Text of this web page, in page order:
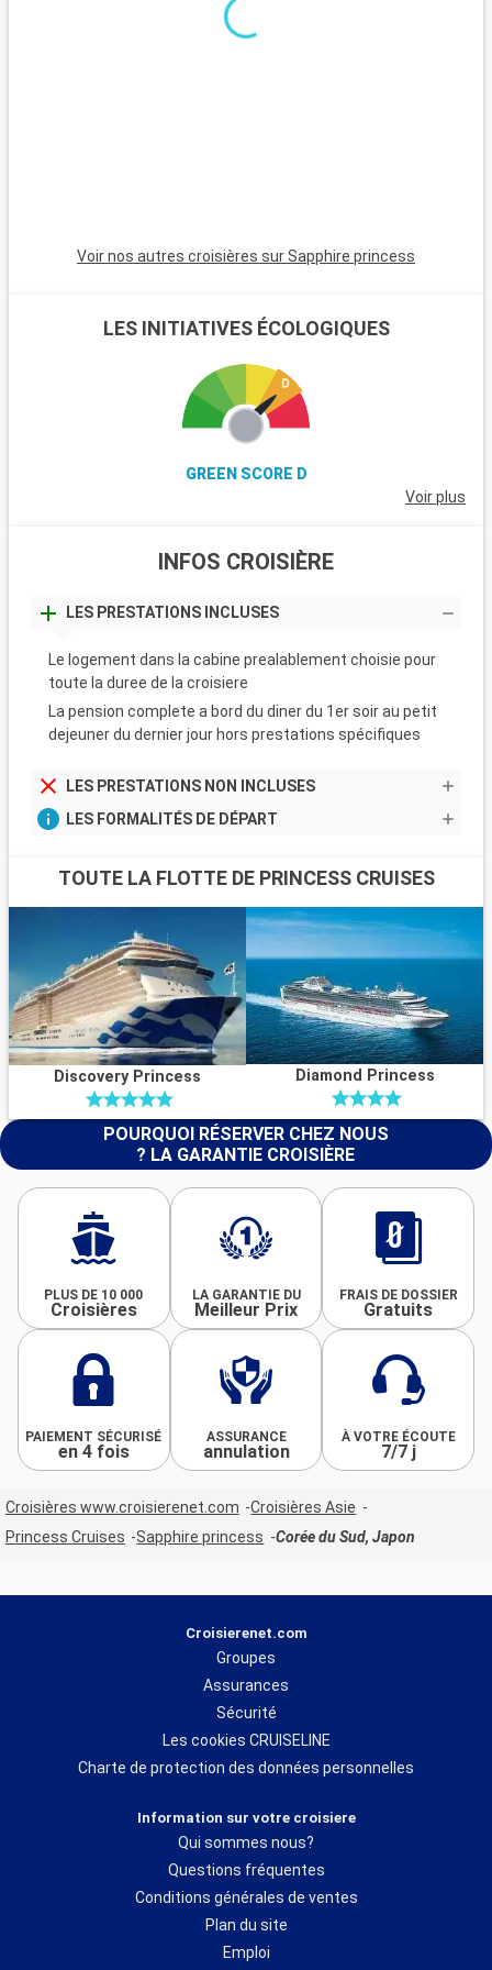
Voir nos autres croisières sur Sapphire princess
LES INITIATIVES ÉCOLOGIQUES
GREEN SCORE D
Voir plus
INFOS CROISIÈRE
LES PRESTATIONS INCLUSES
Le logement dans la cabine prealablement choisie pour
toute la duree de la croisiere
La pension complete a bord du diner du 1er soir au petit
dejeuner du dernier jour hors prestations spécifiques
LES PRESTATIONS NON INCLUSES
LES FORMALITÉS DE DÉPART
TOUTE LA FLOTTE DE PRINCESS CRUISES
Discovery Princess Diamond Princess
POURQUOI RÉSERVER CHEZ NOUS
? LA GARANTIE CROISIÈRE
PLUS DE 10 000
Croisières
LA GARANTIE DU
Meilleur Prix
FRAIS DE DOSSIER
Gratuits
PAIEMENT SÉCURISÉ
en 4 fois
ASSURANCE
annulation
À VOTRE ÉCOUTE
7/7 j
Croisières www.croisierenet.com
Croisières Asie
Princess Cruises
Sapphire princess Corée du Sud, Japon
Croisierenet.com
Groupes
Assurances
Sécurité
Les cookies CRUISELINE
Charte de protection des données personnelles
Information sur votre croisiere
Qui sommes nous?
Questions fréquentes
Conditions générales de ventes
Plan du site
Emploi